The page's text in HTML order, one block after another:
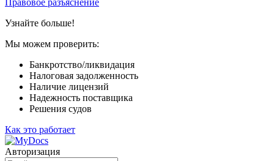
Узнайте больше!
Мы можем проверить:
Банкротство/ликвидация
Налоговая задолженность
Наличие лицензий
Надежность поставщика
Решения судов
Как это работает
Авторизация